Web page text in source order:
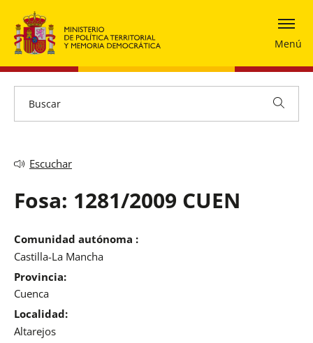
Menú
Escuchar
Fosa: 1281/2009 CUEN
Comunidad autónoma :
Castilla-La Mancha
Provincia:
Cuenca
Localidad:
Altarejos